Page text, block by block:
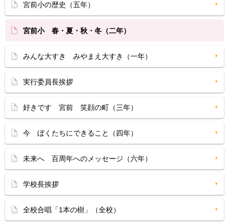
宮前小の歴史（五年）
宮前小 春・夏・秋・冬（二年）
みんな大すき みやまえ大すき（一年）
実行委員長挨拶
好きです 宮前 笑顔の町（三年）
今 ぼくたちにできること（四年）
未来へ 百周年へのメッセージ（六年）
学校長挨拶
全校合唱「1本の樹」（全校）